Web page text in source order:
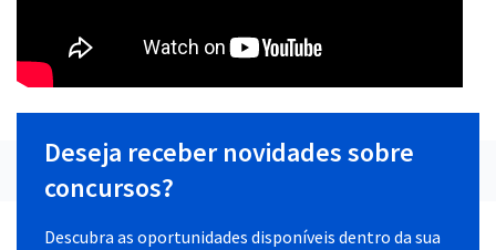
Deseja receber novidades sobre
concursos?
Descubra as oportunidades disponíveis dentro da sua